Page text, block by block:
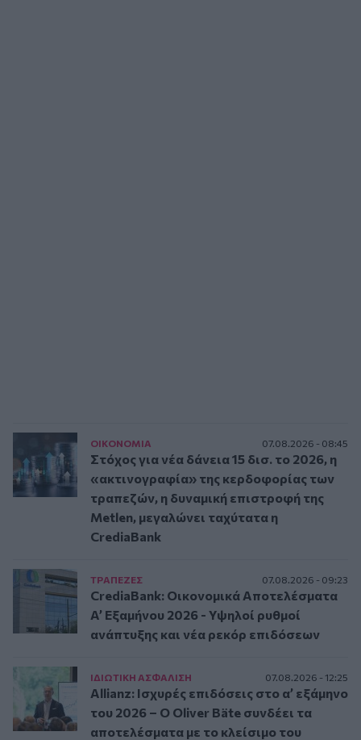
ΟΙΚΟΝΟΜΙΑ 07.08.2026 - 08:45
Στόχος για νέα δάνεια 15 δισ. το 2026, η
«ακτινογραφία» της κερδοφορίας των
τραπεζών, η δυναμική επιστροφή της
Metlen, μεγαλώνει ταχύτατα η
CrediaBank
ΤΡAΠΕΖΕΣ 07.08.2026 - 09:23
CrediaBank: Οικονομικά Αποτελέσματα
A’ Εξαμήνου 2026 - Υψηλοί ρυθμοί
ανάπτυξης και νέα ρεκόρ επιδόσεων
ΙΔΙΩΤΙΚΗ ΑΣΦAΛΙΣΗ 07.08.2026 - 12:25
Allianz: Ισχυρές επιδόσεις στο α’ εξάμηνο
του 2026 – Ο Oliver Bäte συνδέει τα
αποτελέσματα με το κλείσιμο του